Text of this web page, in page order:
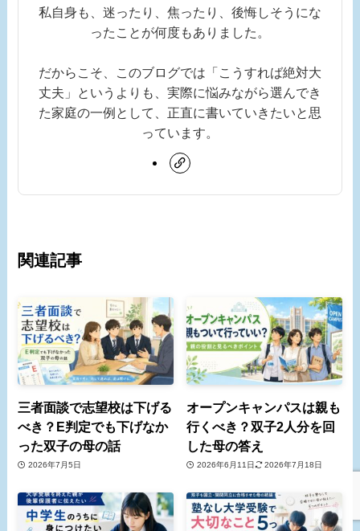
私自身も、迷ったり、焦ったり、後悔しそうにな
ったことが何度もありました。
だからこそ、このブログでは「こうすれば絶対大
丈夫」というよりも、実際に悩みながら選んでき
た家庭の一例として、正直に書いていきたいと思
っています。
関連記事
三者面談で志望校は下げる
べき？E判定でも下げなか
った双子の母の話
2026年7月5日
オープンキャンパスは親も
行くべき？双子2人分を回
した母の答え
2026年6月11日 2026年7月18日